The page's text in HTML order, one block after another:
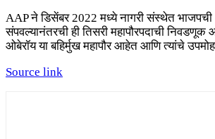
AAP ने डिसेंबर 2022 मध्ये नागरी संस्थेत भाजपची
संपवल्यानंतरची ही तिसरी महापौरपदाची
ओबेरॉय या बहिर्मुख महापौर आहेत आणि त्यांचे
Source link